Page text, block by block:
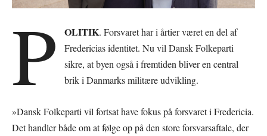
P OLITIK. Forsvaret har i årtier været en del af
Fredericias identitet. Nu vil Dansk Folkeparti
sikre, at byen også i fremtiden bliver en central
brik i Danmarks militære udvikling.
»Dansk Folkeparti vil fortsat have fokus på forsvaret i Fredericia.
Det handler både om at følge op på den store forsvarsaftale, der